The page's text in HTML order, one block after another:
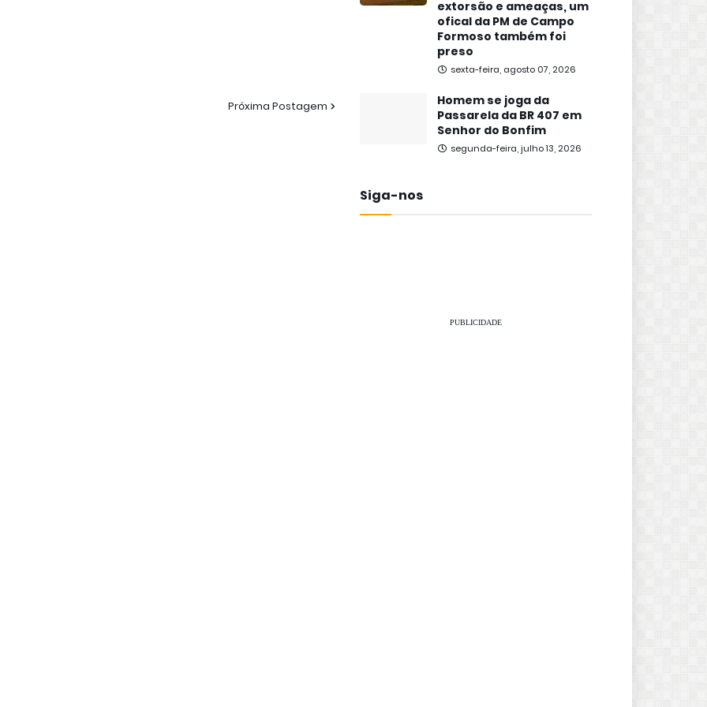
Próxima Postagem
extorsão e ameaças, um
ofical da PM de Campo
Formoso também foi
preso
sexta-feira, agosto 07, 2026
Homem se joga da
Passarela da BR 407 em
Senhor do Bonfim
segunda-feira, julho 13, 2026
Siga-nos
PUBLICIDADE